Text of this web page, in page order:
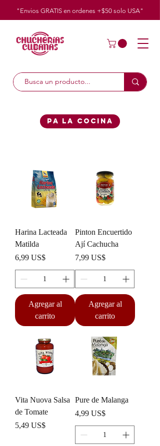
"Envios GRATIS en ordenes +$50 solo USA"
Pa La cocina
Harina Lacteada
Matilda
Precio
6,99 US$
Agregar al
carrito
Pinton Encuertido
Ají Cachucha
Precio
7,99 US$
Agregar al
carrito
Vita Nuova Salsa
de Tomate
Precio
5,49 US$
Pure de Malanga
Precio
4,99 US$